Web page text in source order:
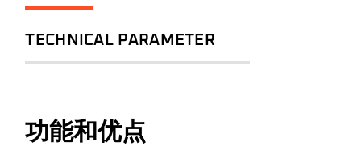
TECHNICAL PARAMETER
功能和优点